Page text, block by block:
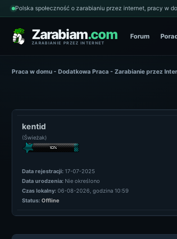
Polska społeczność o zarabianiu przez internet, pracy w
Zarabiam.com
ZARABIANIE PRZEZ INTERNET
Forum
Praca w domu - Dodatkowa Praca - Zarabianie przez
kentid
(Świeżak)
Data rejestracji: 17-07-2025
Data urodzenia: Nie określono
Czas lokalny: 06-08-2026, godzina 10:59
Status: Offline